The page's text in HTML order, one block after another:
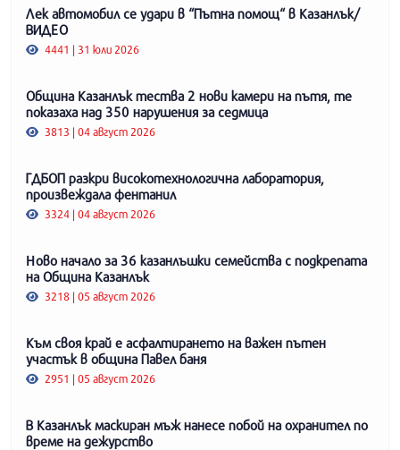
Лек автомобил се удари в “Пътна помощ“ в Казанлък/
ВИДЕО
4441 | 31 юли 2026
Община Казанлък тества 2 нови камери на пътя, те
показаха над 350 нарушения за седмица
3813 | 04 август 2026
ГДБОП разкри високотехнологична лаборатория,
произвеждала фентанил
3324 | 04 август 2026
Ново начало за 36 казанлъшки семейства с подкрепата
на Община Казанлък
3218 | 05 август 2026
Към своя край е асфалтирането на важен пътен
участък в община Павел баня
2951 | 05 август 2026
В Казанлък маскиран мъж нанесе побой на охранител по
време на дежурство